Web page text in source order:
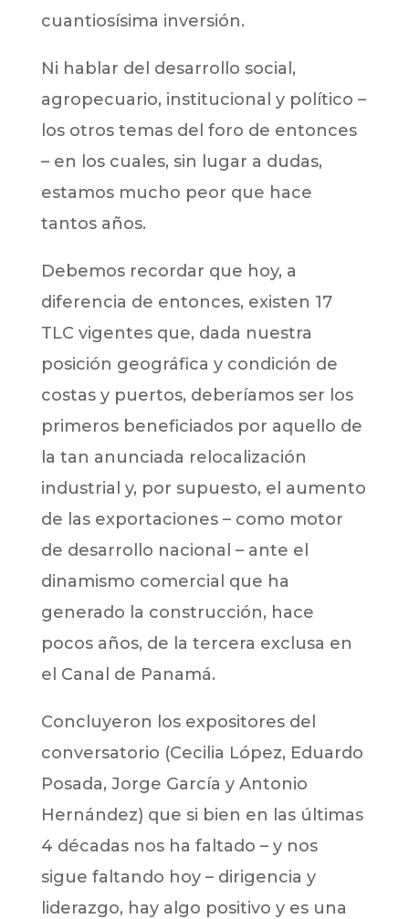
cuantiosísima inversión.
Ni hablar del desarrollo social,
agropecuario, institucional y político –
los otros temas del foro de entonces
– en los cuales, sin lugar a dudas,
estamos mucho peor que hace
tantos años.
Debemos recordar que hoy, a
diferencia de entonces, existen 17
TLC vigentes que, dada nuestra
posición geográfica y condición de
costas y puertos, deberíamos ser los
primeros beneficiados por aquello de
la tan anunciada relocalización
industrial y, por supuesto, el aumento
de las exportaciones – como motor
de desarrollo nacional – ante el
dinamismo comercial que ha
generado la construcción, hace
pocos años, de la tercera exclusa en
el Canal de Panamá.
Concluyeron los expositores del
conversatorio (Cecilia López, Eduardo
Posada, Jorge García y Antonio
Hernández) que si bien en las últimas
4 décadas nos ha faltado – y nos
sigue faltando hoy – dirigencia y
liderazgo, hay algo positivo y es una